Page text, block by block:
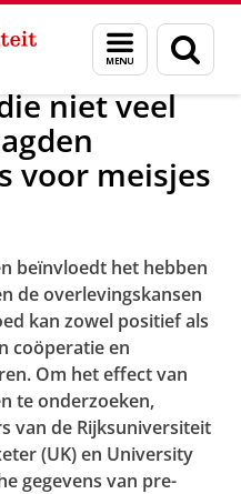
Menu
en
zoeken
Engineering Nieuws
niet veel
voor meisjes
beïnvloedt het hebben
de overlevingskansen
kan zowel positief als
coöperatie en
Om het effect van
te onderzoeken,
van de Rijksuniversiteit
(UK) en University
gegevens van pre-